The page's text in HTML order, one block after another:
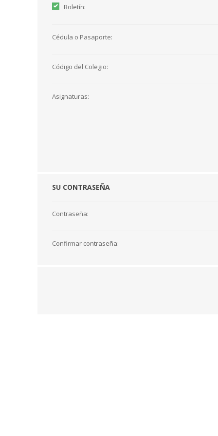
Boletín:
Cédula o Pasaporte:
Código del Colegio:
Asignaturas:
SU CONTRASEÑA
Contraseña:
Confirmar contraseña: